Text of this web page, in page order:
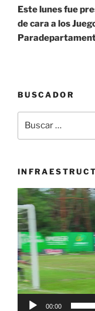
entrada
Este lunes fue
de cara a los
BUSCADOR
por:
Reproductor
de
vídeo
00:00